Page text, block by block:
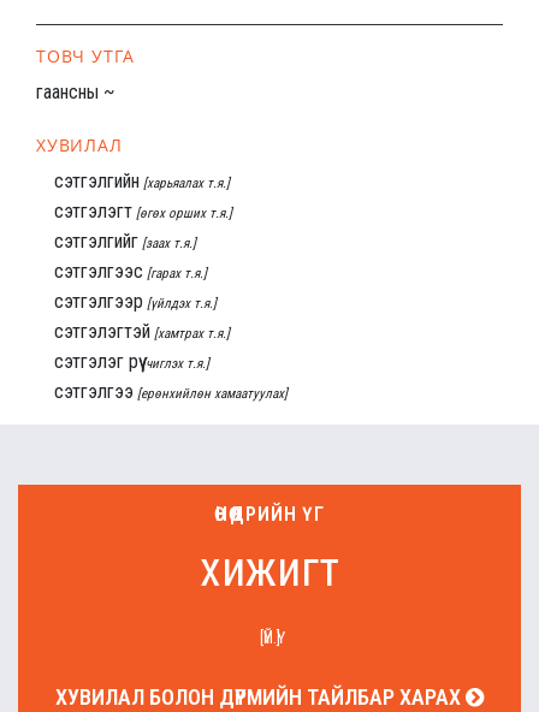
ТОВЧ УТГА
гаансны ~
ХУВИЛАЛ
сэтгэлгийн [харьяалах т.я.]
сэтгэлэгт [өгөх орших т.я.]
сэтгэлгийг [заах т.я.]
сэтгэлгээс [гарах т.я.]
сэтгэлгээр [үйлдэх т.я.]
сэтгэлэгтэй [хамтрах т.я.]
сэтгэлэг рүү [чиглэх т.я.]
сэтгэлгээ [ерөнхийлөн хамаатуулах]
ӨНӨӨДРИЙН ҮГ
хижигт
[ҮЙ.Ү]
ХУВИЛАЛ БОЛОН ДҮРМИЙН ТАЙЛБАР ХАРАХ